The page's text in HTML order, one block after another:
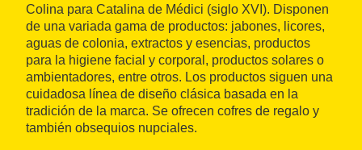
Colina para Catalina de Médici (siglo XVI). Disponen
de una variada gama de productos: jabones, licores,
aguas de colonia, extractos y esencias, productos
para la higiene facial y corporal, productos solares o
ambientadores, entre otros. Los productos siguen una
cuidadosa línea de diseño clásica basada en la
tradición de la marca. Se ofrecen cofres de regalo y
también obsequios nupciales.